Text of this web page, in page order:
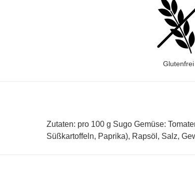
Glutenfrei
Zutaten: pro 100 g Sugo Gemüse:
Süßkartoffeln, Paprika), Rapsöl, Salz,